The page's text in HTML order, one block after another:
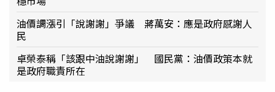
油價調漲引「說謝謝」爭議 蔣萬安：應是政府感謝人
民
卓榮泰稱「該跟中油說謝謝」 國民黨：油價政策本就
是政府職責所在